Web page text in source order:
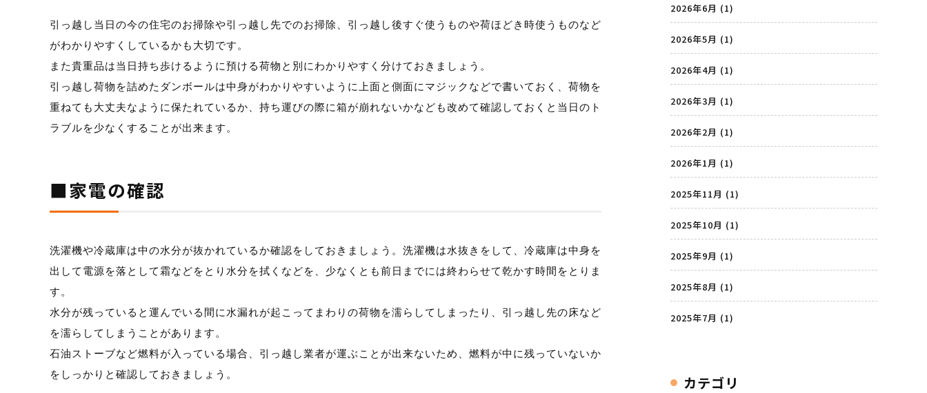
引っ越し当日の今の住宅のお掃除や引っ越し先でのお掃除、引っ越し後すぐ使うものや荷ほどき時使うものなど
がわかりやすくしているかも大切です。
また貴重品は当日持ち歩けるように預ける荷物と別にわかりやすく分けておきましょう。
引っ越し荷物を詰めたダンボールは中身がわかりやすいように上面と側面にマジックなどで書いておく、荷物を
重ねても大丈夫なように保たれているか、持ち運びの際に箱が崩れないかなども改めて確認しておくと当日のト
ラブルを少なくすることが出来ます。
■家電の確認
洗濯機や冷蔵庫は中の水分が抜かれているか確認をしておきましょう。洗濯機は水抜きをして、冷蔵庫は中身を
出して電源を落として霜などをとり水分を拭くなどを、少なくとも前日までには終わらせて乾かす時間をとりま
す。
水分が残っていると運んでいる間に水漏れが起こってまわりの荷物を濡らしてしまったり、引っ越し先の床など
を濡らしてしまうことがあります。
石油ストーブなど燃料が入っている場合、引っ越し業者が運ぶことが出来ないため、燃料が中に残っていないか
をしっかりと確認しておきましょう。
2026年6月 (1)
2026年5月 (1)
2026年4月 (1)
2026年3月 (1)
2026年2月 (1)
2026年1月 (1)
2025年11月 (1)
2025年10月 (1)
2025年9月 (1)
2025年8月 (1)
2025年7月 (1)
カテゴリ